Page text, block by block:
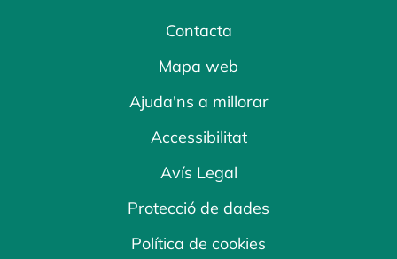
Contacta
Mapa web
Ajuda'ns a millorar
Accessibilitat
Avís Legal
Protecció de dades
Política de cookies